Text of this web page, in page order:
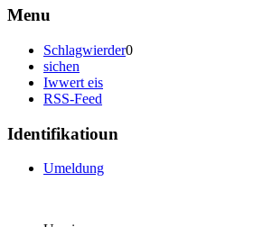
Menu
Schlagwierder0
sichen
Iwwert eis
RSS-Feed
Identifikatioun
Umeldung